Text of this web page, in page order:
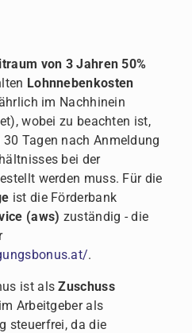
von 3 Jahren 50%
Lohnnebenkosten
im Nachhinein
wobei zu beachten ist,
Tagen nach Anmeldung
bei der
werden muss. Für die
ist die Förderbank
(aws) zuständig - die
.
ist alsZuschuss
Arbeitgeber als
steuerfrei, da die